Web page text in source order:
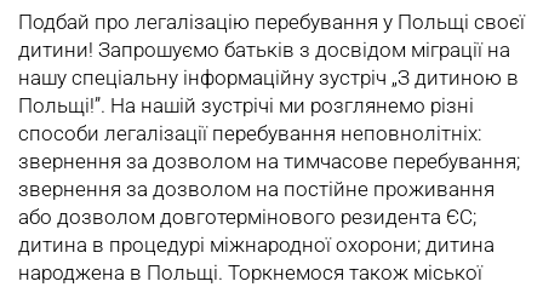
Подбай про легалізацію перебування у Польщі своєї
дитини! Запрошуємо батьків з досвідом міграції на
нашу спеціальну інформаційну зустріч „З дитиною в
Польщі!”. На нашій зустрічі ми розглянемо різні
способи легалізації перебування неповнолітніх:
звернення за дозволом на тимчасове перебування;
звернення за дозволом на постійне проживання
або дозволом довготермінового резидента ЄС;
дитина в процедурі міжнародної охорони; дитина
народжена в Польщі. Торкнемося також міської